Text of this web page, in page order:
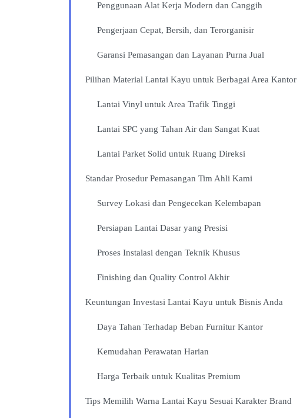
Penggunaan Alat Kerja Modern dan Canggih
Pengerjaan Cepat, Bersih, dan Terorganisir
Garansi Pemasangan dan Layanan Purna Jual
Pilihan Material Lantai Kayu untuk Berbagai Area Kantor
Lantai Vinyl untuk Area Trafik Tinggi
Lantai SPC yang Tahan Air dan Sangat Kuat
Lantai Parket Solid untuk Ruang Direksi
Standar Prosedur Pemasangan Tim Ahli Kami
Survey Lokasi dan Pengecekan Kelembapan
Persiapan Lantai Dasar yang Presisi
Proses Instalasi dengan Teknik Khusus
Finishing dan Quality Control Akhir
Keuntungan Investasi Lantai Kayu untuk Bisnis Anda
Daya Tahan Terhadap Beban Furnitur Kantor
Kemudahan Perawatan Harian
Harga Terbaik untuk Kualitas Premium
Tips Memilih Warna Lantai Kayu Sesuai Karakter Brand